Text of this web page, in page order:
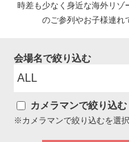
時差も少なく身近な海外リゾ
のご参列やお子様連れ
会場名で絞り込む
カメラマンで絞り込む
※カメラマンで絞り込むを選